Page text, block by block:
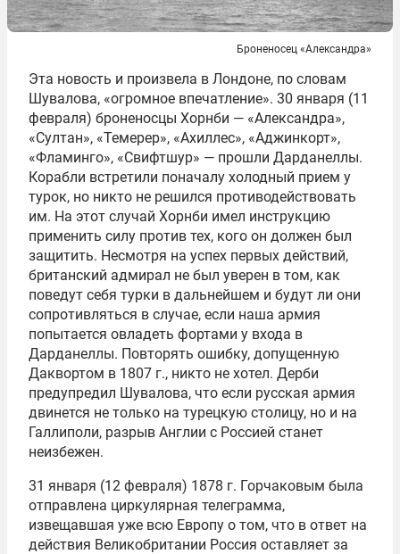
Броненосец «Александра»
Эта новость и произвела в Лондоне, по словам
Шувалова, «огромное впечатление». 30 января (11
февраля) броненосцы Хорнби — «Александра»,
«Султан», «Темерер», «Ахиллес», «Аджинкорт»,
«Фламинго», «Свифтшур» — прошли Дарданеллы.
Корабли встретили поначалу холодный прием у
турок, но никто не решился противодействовать
им. На этот случай Хорнби имел инструкцию
применить силу против тех, кого он должен был
защитить. Несмотря на успех первых действий,
британский адмирал не был уверен в том, как
поведут себя турки в дальнейшем и будут ли они
сопротивляться в случае, если наша армия
попытается овладеть фортами у входа в
Дарданеллы. Повторять ошибку, допущенную
Даквортом в 1807 г., никто не хотел. Дерби
предупредил Шувалова, что если русская армия
двинется не только на турецкую столицу, но и на
Галлиполи, разрыв Англии с Россией станет
неизбежен.
31 января (12 февраля) 1878 г. Горчаковым была
отправлена циркулярная телеграмма,
извещавшая уже всю Европу о том, что в ответ на
действия Великобритании Россия оставляет за